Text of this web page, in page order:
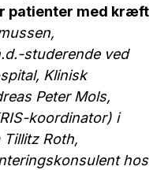
patienter med kræft
studerende ved
Klinisk
Peter Mols,
koordinator) i
Roth,
hos